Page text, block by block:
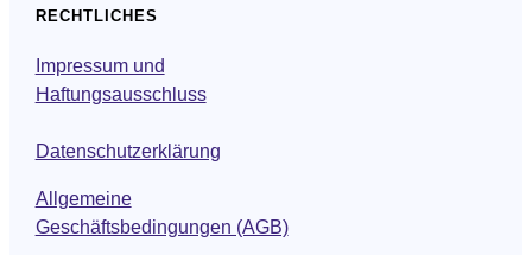
RECHTLICHES
Impressum und
Haftungsausschluss
Datenschutzerklärung
Allgemeine
Geschäftsbedingungen (AGB)